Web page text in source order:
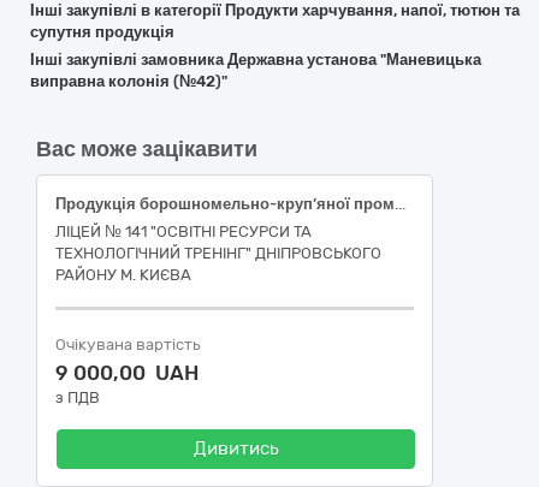
Інші закупівлі в категорії Продукти харчування, напої, тютюн та
супутня продукція
Інші закупівлі замовника Державна установа "Маневицька
виправна колонія (№42)"
Вас може зацікавити
Продукція борошномельно-круп’яної промисловості
ЛІЦЕЙ № 141 "ОСВІТНІ РЕСУРСИ ТА
ТЕХНОЛОГІЧНИЙ ТРЕНІНГ" ДНІПРОВСЬКОГО
РАЙОНУ М. КИЄВА
Очікувана вартість
9 000,00 UAH
з ПДВ
Дивитись